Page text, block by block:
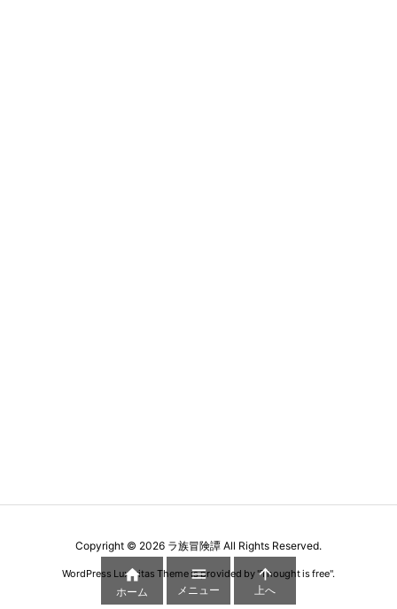
Copyright © 2026 ラ族冒険譚 All Rights Reserved.
WordPress Luxeritas Theme is provided by "Thought is free".

ホーム

メニュー

上へ